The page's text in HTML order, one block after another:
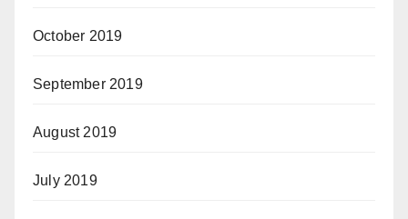
October 2019
September 2019
August 2019
July 2019